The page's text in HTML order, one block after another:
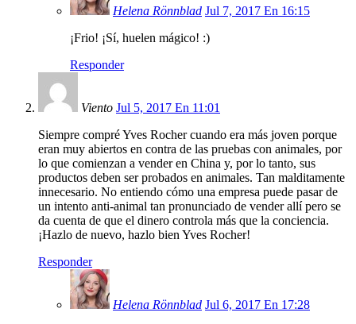
Helena Rönnblad Jul 7, 2017 En 16:15
¡Frio! ¡Sí, huelen mágico! :)
Responder
Viento Jul 5, 2017 En 11:01
Siempre compré Yves Rocher cuando era más joven porque
eran muy abiertos en contra de las pruebas con animales, por
lo que comienzan a vender en China y, por lo tanto, sus
productos deben ser probados en animales. Tan malditamente
innecesario. No entiendo cómo una empresa puede pasar de
un intento anti-animal tan pronunciado de vender allí pero se
da cuenta de que el dinero controla más que la conciencia.
¡Hazlo de nuevo, hazlo bien Yves Rocher!
Responder
Helena Rönnblad Jul 6, 2017 En 17:28